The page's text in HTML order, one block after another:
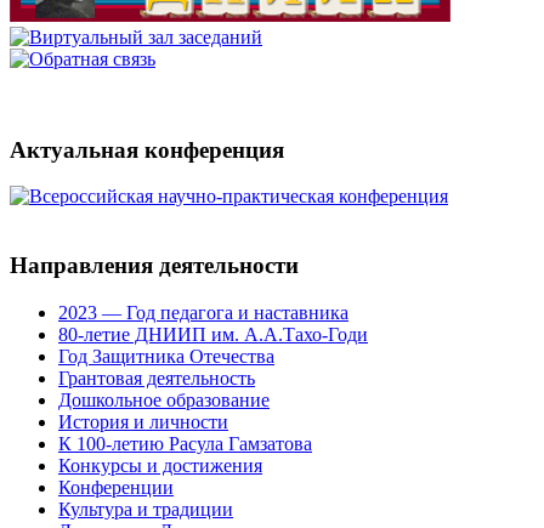
Актуальная конференция
Направления деятельности
2023 — Год педагога и наставника
80-летие ДНИИП им. А.А.Тахо-Годи
Год Защитника Отечества
Грантовая деятельность
Дошкольное образование
История и личности
К 100-летию Расула Гамзатова
Конкурсы и достижения
Конференции
Культура и традиции